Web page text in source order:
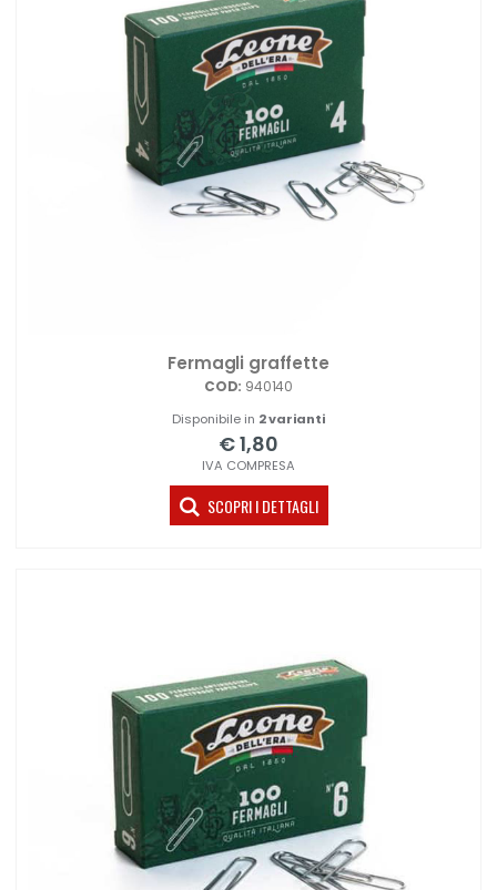
Fermagli graffette
COD: 940140
Disponibile in 2 varianti
€ 1,80
IVA COMPRESA
SCOPRI I DETTAGLI